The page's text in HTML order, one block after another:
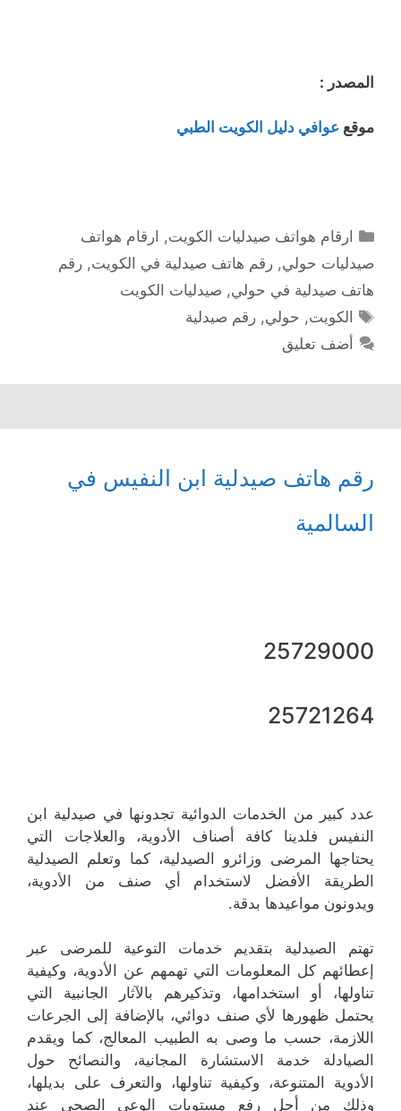
المصدر :
موقع عوافي دليل الكويت الطبي
التصنيفات
ارقام هواتف صيدليات الكويت, ارقام هواتف
صيدليات حولي, رقم هاتف صيدلية في الكويت, رقم
هاتف صيدلية في حولي, صيدليات الكويت
الوسوم
الكويت, حولي,رقم صيدلية
أضف تعليق
رقم هاتف صيدلية ابن النفيس في
السالمیة
25729000
25721264
عدد كبير من الخدمات الدوائية تجدونها في صيدلية ابن
النفيس فلدينا كافة أصناف الأدوية، والعلاجات التي
يحتاجها المرضى وزائرو الصيدلية، كما وتعلم الصيدلية
الطريقة الأفضل لاستخدام أي صنف من الأدوية،
ويدونون مواعيدها بدقة.
تهتم الصيدلية بتقديم خدمات التوعية للمرضى عبر
إعطائهم كل المعلومات التي تهمهم عن الأدوية، وكيفية
تناولها، أو استخدامها، وتذكيرهم بالآثار الجانبية التي
يحتمل ظهورها لأي صنف دوائي، بالإضافة إلى الجرعات
اللازمة، حسب ما وصى به الطبيب المعالج، كما ويقدم
الصيادلة خدمة الاستشارة المجانية، والنصائح حول
الأدوية المتنوعة، وكيفية تناولها، والتعرف على بديلها،
وذلك من أجل رفع مستويات الوعي الصحي عند